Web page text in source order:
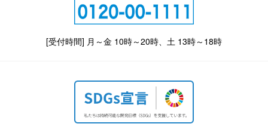
[受付時間] 月～金 10時～20時、土 13時～18時